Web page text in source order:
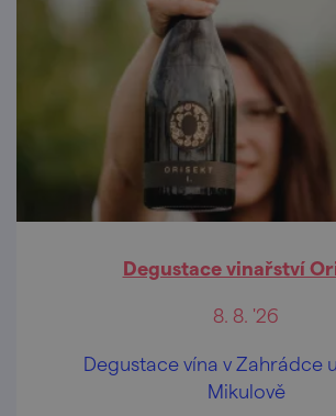
Degustace vinařství
8. 8. '26
Degustace vína v Zahrádce
Mikulově